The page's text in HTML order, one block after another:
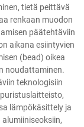
tietä peittävä
renkaan muodon
päätehtäviin
aikana esiintyvien
(bead) oikea
noudattaminen.
teknologisiin
lämpökäsittely ja